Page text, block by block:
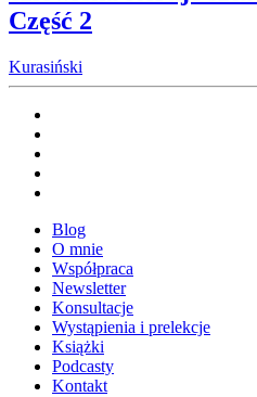
Część 2
Kurasiński
Blog
O mnie
Współpraca
Newsletter
Konsultacje
Wystąpienia i prelekcje
Książki
Podcasty
Kontakt